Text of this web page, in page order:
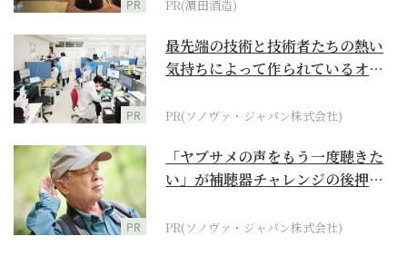
PR PR(濵田酒造)
PR
最先端の技術と技術者たちの熱い
気持ちによって作られているオー
PR(ソノヴァ・ジャパン株式会社)
PR
「ヤブサメの声をもう一度聴きた
い」が補聴器チャレンジの後押し
PR(ソノヴァ・ジャパン株式会社)